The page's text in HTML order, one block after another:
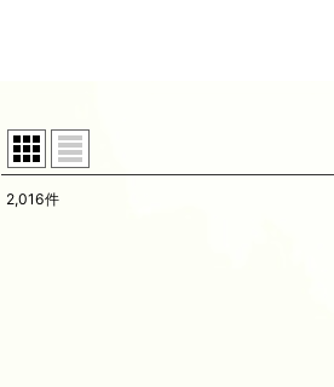
2,016件